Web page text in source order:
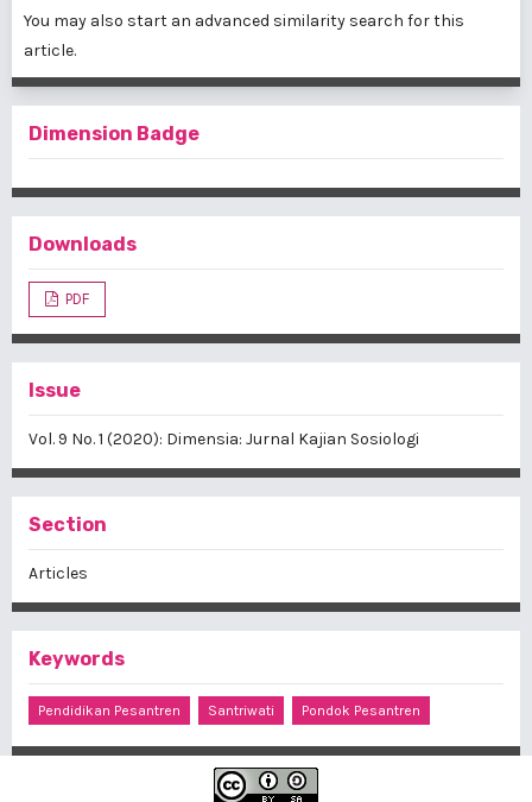
You may also start an advanced similarity search for this
article.
Dimension Badge
Downloads
PDF
Issue
Vol. 9 No. 1 (2020): Dimensia: Jurnal Kajian Sosiologi
Section
Articles
Keywords
Pendidikan Pesantren Santriwati Pondok Pesantren